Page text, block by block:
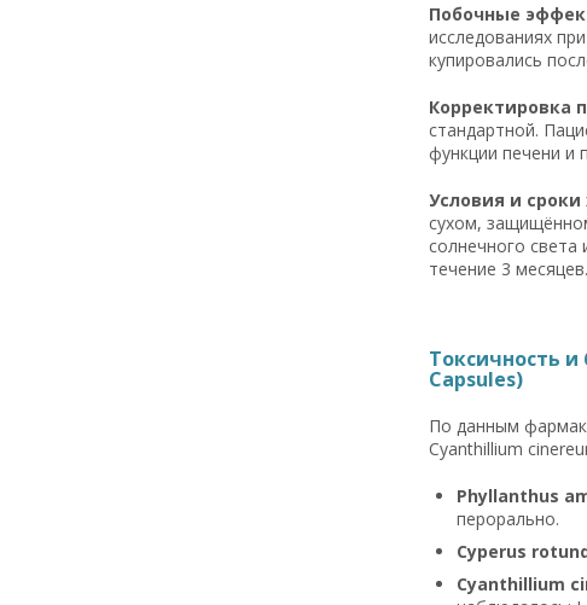
Побочные
исследованиях
купировались
Корректировка
стандартной.
функции печени и
Условия и
сухом,
солнечного света
течение 3 месяцев.
Токсичность и
Capsules)
По данным
Cyanthillium
Phyllanthus
перорально.
Cyperus
Cyanthillium